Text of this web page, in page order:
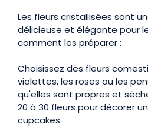
Les fleurs cristallisées sont
délicieuse et élégante pour
comment les préparer :
Choisissez des fleurs
violettes, les roses ou les
qu'elles sont propres et
20 à 30 fleurs pour décorer
cupcakes.